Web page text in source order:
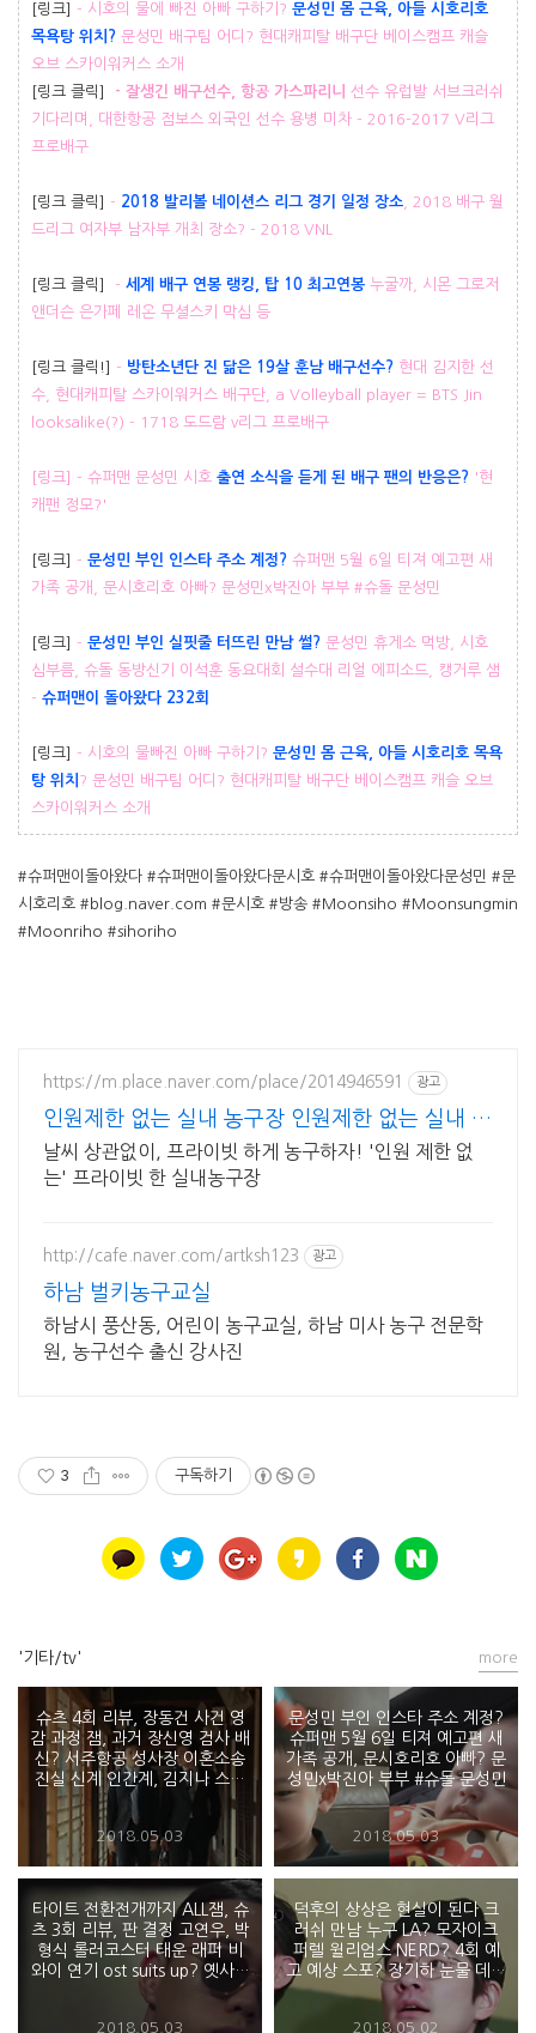
[링크] - 시호의 물에 빠진 아빠 구하기? 문성민 몸 근육, 아들 시호리호
목욕탕 위치? 문성민 배구팀 어디? 현대캐피탈 배구단 베이스캠프 캐슬
오브 스카이워커스 소개
[링크 클릭]
- 잘생긴 배구선수, 항공 가스파리니 선수 유럽발 서브크러쉬
기다리며, 대한항공 점보스 외국인 선수 용병 미차 - 2016-2017 V리그
프로배구
[링크 클릭] - 2018 발리볼 네이션스 리그 경기 일정 장소 , 2018 배구 월
드리그 여자부 남자부 개최 장소? - 2018 VNL
[링크 클릭] - 세계 배구 연봉 랭킹, 탑 10 최고연봉 누굴까, 시몬 그로저
앤더슨 은가페 레온 무셜스키 막심 등
[링크 클릭!] - 방탄소년단 진 닮은 19살 훈남 배구선수? 현대 김지한 선
수, 현대캐피탈 스카이워커스 배구단, a Volleyball player = BTS Jin
looksalike(?) - 1718 도드람 v리그 프로배구
[링크] - 슈퍼맨 문성민 시호 출연 소식을 듣게 된 배구 팬의 반응은? '현
캐팬 정모?'
[링크] - 문성민 부인 인스타 주소 계정? 슈퍼맨 5월 6일 티져 예고편 새
가족 공개, 문시호리호 아빠? 문성민x박진아 부부 #슈돌 문성민
[링크] - 문성민 부인 실핏줄 터뜨린 만남 썰? 문성민 휴게소 먹방, 시호
심부름, 슈돌 동방신기 이석훈 동요대회 설수대 리얼 에피소드, 캥거루 샘
- 슈퍼맨이 돌아왔다 232회
[링크] - 시호의 물빠진 아빠 구하기? 문성민 몸 근육, 아들 시호리호 목욕
탕 위치 ? 문성민 배구팀 어디? 현대캐피탈 배구단 베이스캠프 캐슬 오브
스카이워커스 소개
#슈퍼맨이돌아왔다 #슈퍼맨이돌아왔다문시호 #슈퍼맨이돌아왔다문성민 #문
시호리호 #blog.naver.com #문시호 #방송 #Moonsiho #Moonsungmin
#Moonriho #sihoriho
https://m.place.naver.com/place/2014946591 광고
인원제한 없는 실내 농구장 인원제한 없는 실내 농
구장
날씨 상관없이, 프라이빗 하게 농구하자! '인원 제한 없
는' 프라이빗 한 실내농구장
http://cafe.naver.com/artksh123 광고
하남 벌키농구교실
하남시 풍산동, 어린이 농구교실, 하남 미사 농구 전문학
원, 농구선수 출신 강사진
3 구독하기
'기타/tv'
슈츠 4회 리뷰, 장동건 사건 영
감 과정 잼, 과거 장신영 검사 배
신? 서주항공 성사장 이혼소송
진실 신계 인간계, 김지나 스페
시픽 포비아 뜻? 손석구 약? 박
형식 장독대
2018.05.03
문성민 부인 인스타 주소 계정?
슈퍼맨 5월 6일 티져 예고편 새
가족 공개, 문시호리호 아빠? 문
성민x박진아 부부 #슈돌 문성민
2018.05.03
타이트 전환전개까지 ALL잼, 슈
츠 3회 리뷰, 판 결정 고연우, 박
형식 롤러코스터 태운 래퍼 비
와이 연기 ost suits up? 옛사랑
장동건 장신영 과거 검사 짤린
이유? 최귀화 모자
2018.05.03
덕후의 상상은 현실이 된다 크
러쉬 만남 누구 LA? 모자이크
퍼렐 윌리엄스 NERD? 4회 예
고 예상 스포? 장기하 눈물 데이
비드번
2018.05.02
more